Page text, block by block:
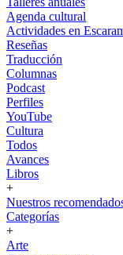
Agenda cultural
Actividades en
Reseñas
Traducción
Columnas
Podcast
Perfiles
YouTube
Cultura
Todos
Avances
Libros
+
Nuestros
Categorías
+
Arte